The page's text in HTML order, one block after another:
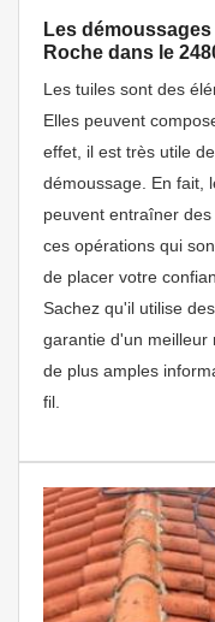
Les
Roche dans le
Les tuiles sont des
Elles peuvent
effet, il est très utile
démoussage. En fait,
peuvent entraîner
ces opérations qui
de placer votre
Sachez qu'il utilise
garantie d'un meilleur
de plus amples
fil.